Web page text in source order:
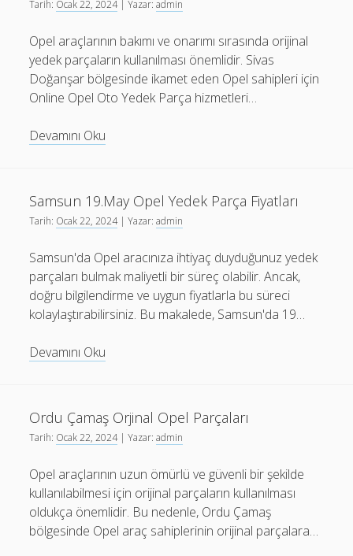
Parça
Tarih: Ocak 22, 2024| Yazar:admin
Opel araçlarının bakımı ve onarımı sırasında orijinal
yedek parçaların kullanılması önemlidir. Sivas
Doğanşar bölgesinde ikamet eden Opel sahipleri için
Online Opel Oto Yedek Parça hizmetleri…
Devamını Oku
Oto
Yedek
Samsun 19.May Opel Yedek Parça Fiyatları
Tarih: Ocak 22, 2024| Yazar:admin
Samsun'da Opel aracınıza ihtiyaç duyduğunuz yedek
parçaları bulmak maliyetli bir süreç olabilir. Ancak,
doğru bilgilendirme ve uygun fiyatlarla bu süreci
kolaylaştırabilirsiniz. Bu makalede, Samsun'da 19…
Devamını Oku
Parça
Fiyatları
Ordu Çamaş Orjinal Opel Parçaları
Tarih: Ocak 22, 2024| Yazar:admin
Opel araçlarının uzun ömürlü ve güvenli bir şekilde
kullanılabilmesi için orijinal parçaların kullanılması
oldukça önemlidir. Bu nedenle, Ordu Çamaş
bölgesinde Opel araç sahiplerinin orijinal parçalara…